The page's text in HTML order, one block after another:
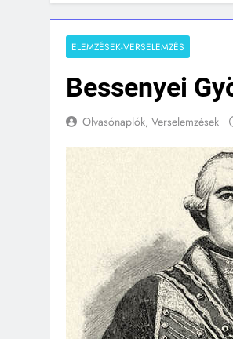
ELEMZÉSEK-VERSELEMZÉS
Bessenyei
Olvasónaplók, Verselemzések